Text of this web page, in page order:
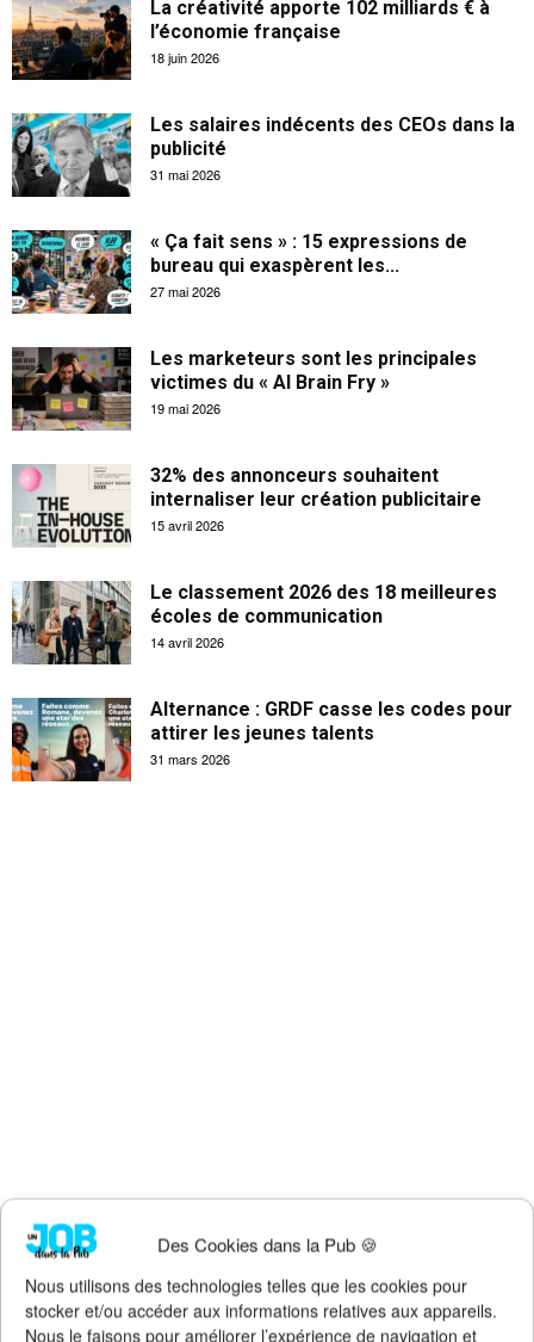
Des Cookies dans la Pub 🍪
Nous utilisons des technologies telles que les cookies pour
stocker et/ou accéder aux informations relatives aux appareils.
Nous le faisons pour améliorer l’expérience de navigation et
La créativité apporte 102 milliards € à
l’économie française
18 juin 2026
Les salaires indécents des CEOs dans la
publicité
31 mai 2026
« Ça fait sens » : 15 expressions de
bureau qui exaspèrent les...
27 mai 2026
Les marketeurs sont les principales
victimes du « AI Brain Fry »
19 mai 2026
32% des annonceurs souhaitent
internaliser leur création publicitaire
15 avril 2026
Le classement 2026 des 18 meilleures
écoles de communication
14 avril 2026
Alternance : GRDF casse les codes pour
attirer les jeunes talents
31 mars 2026